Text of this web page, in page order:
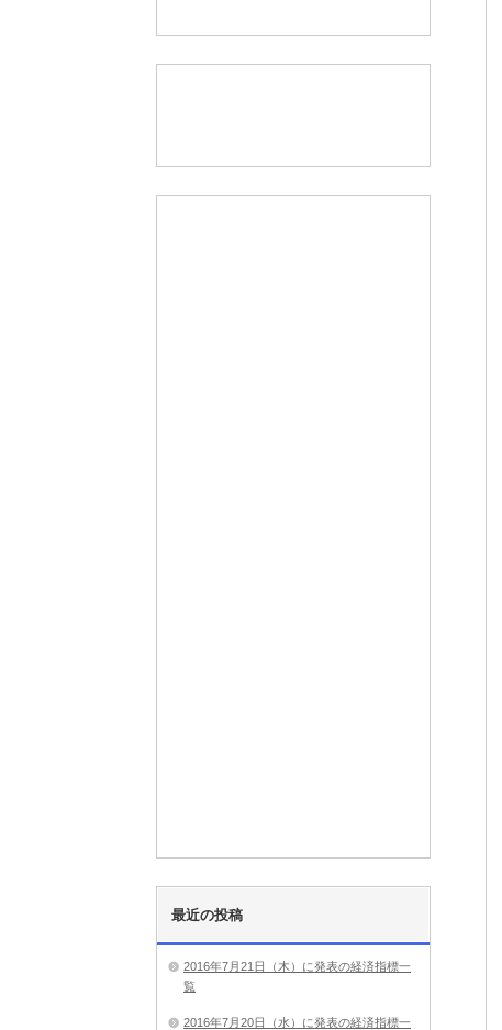
最近の投稿
2016年7月21日（木）に発表の経済指標一
覧
2016年7月20日（水）に発表の経済指標一